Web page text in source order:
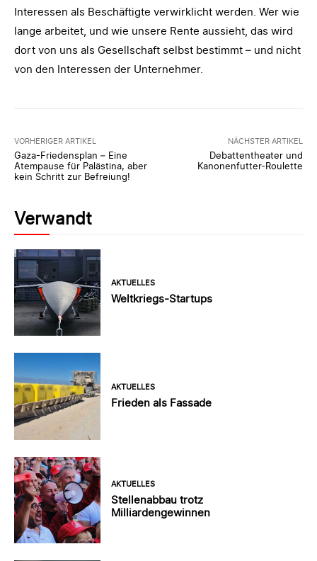
Interessen als Beschäftigte verwirklicht werden. Wer wie
lange arbeitet, und wie unsere Rente aussieht, das wird
dort von uns als Gesellschaft selbst bestimmt – und nicht
von den Interessen der Unternehmer.
VORHERIGER ARTIKEL
Gaza-Friedensplan – Eine
Atempause für Palästina, aber
kein Schritt zur Befreiung!
NÄCHSTER ARTIKEL
Debattentheater und
Kanonenfutter-Roulette
Verwandt
AKTUELLES
Weltkriegs-Startups
AKTUELLES
Frieden als Fassade
AKTUELLES
Stellenabbau trotz
Milliardengewinnen